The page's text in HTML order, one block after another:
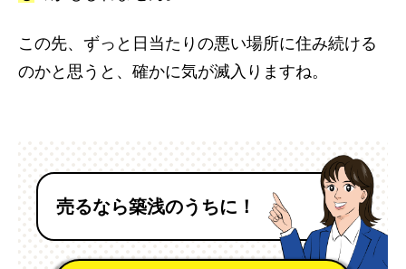
この先、ずっと日当たりの悪い場所に住み続ける
のかと思うと、確かに気が滅入りますね。
売るなら築浅のうちに！